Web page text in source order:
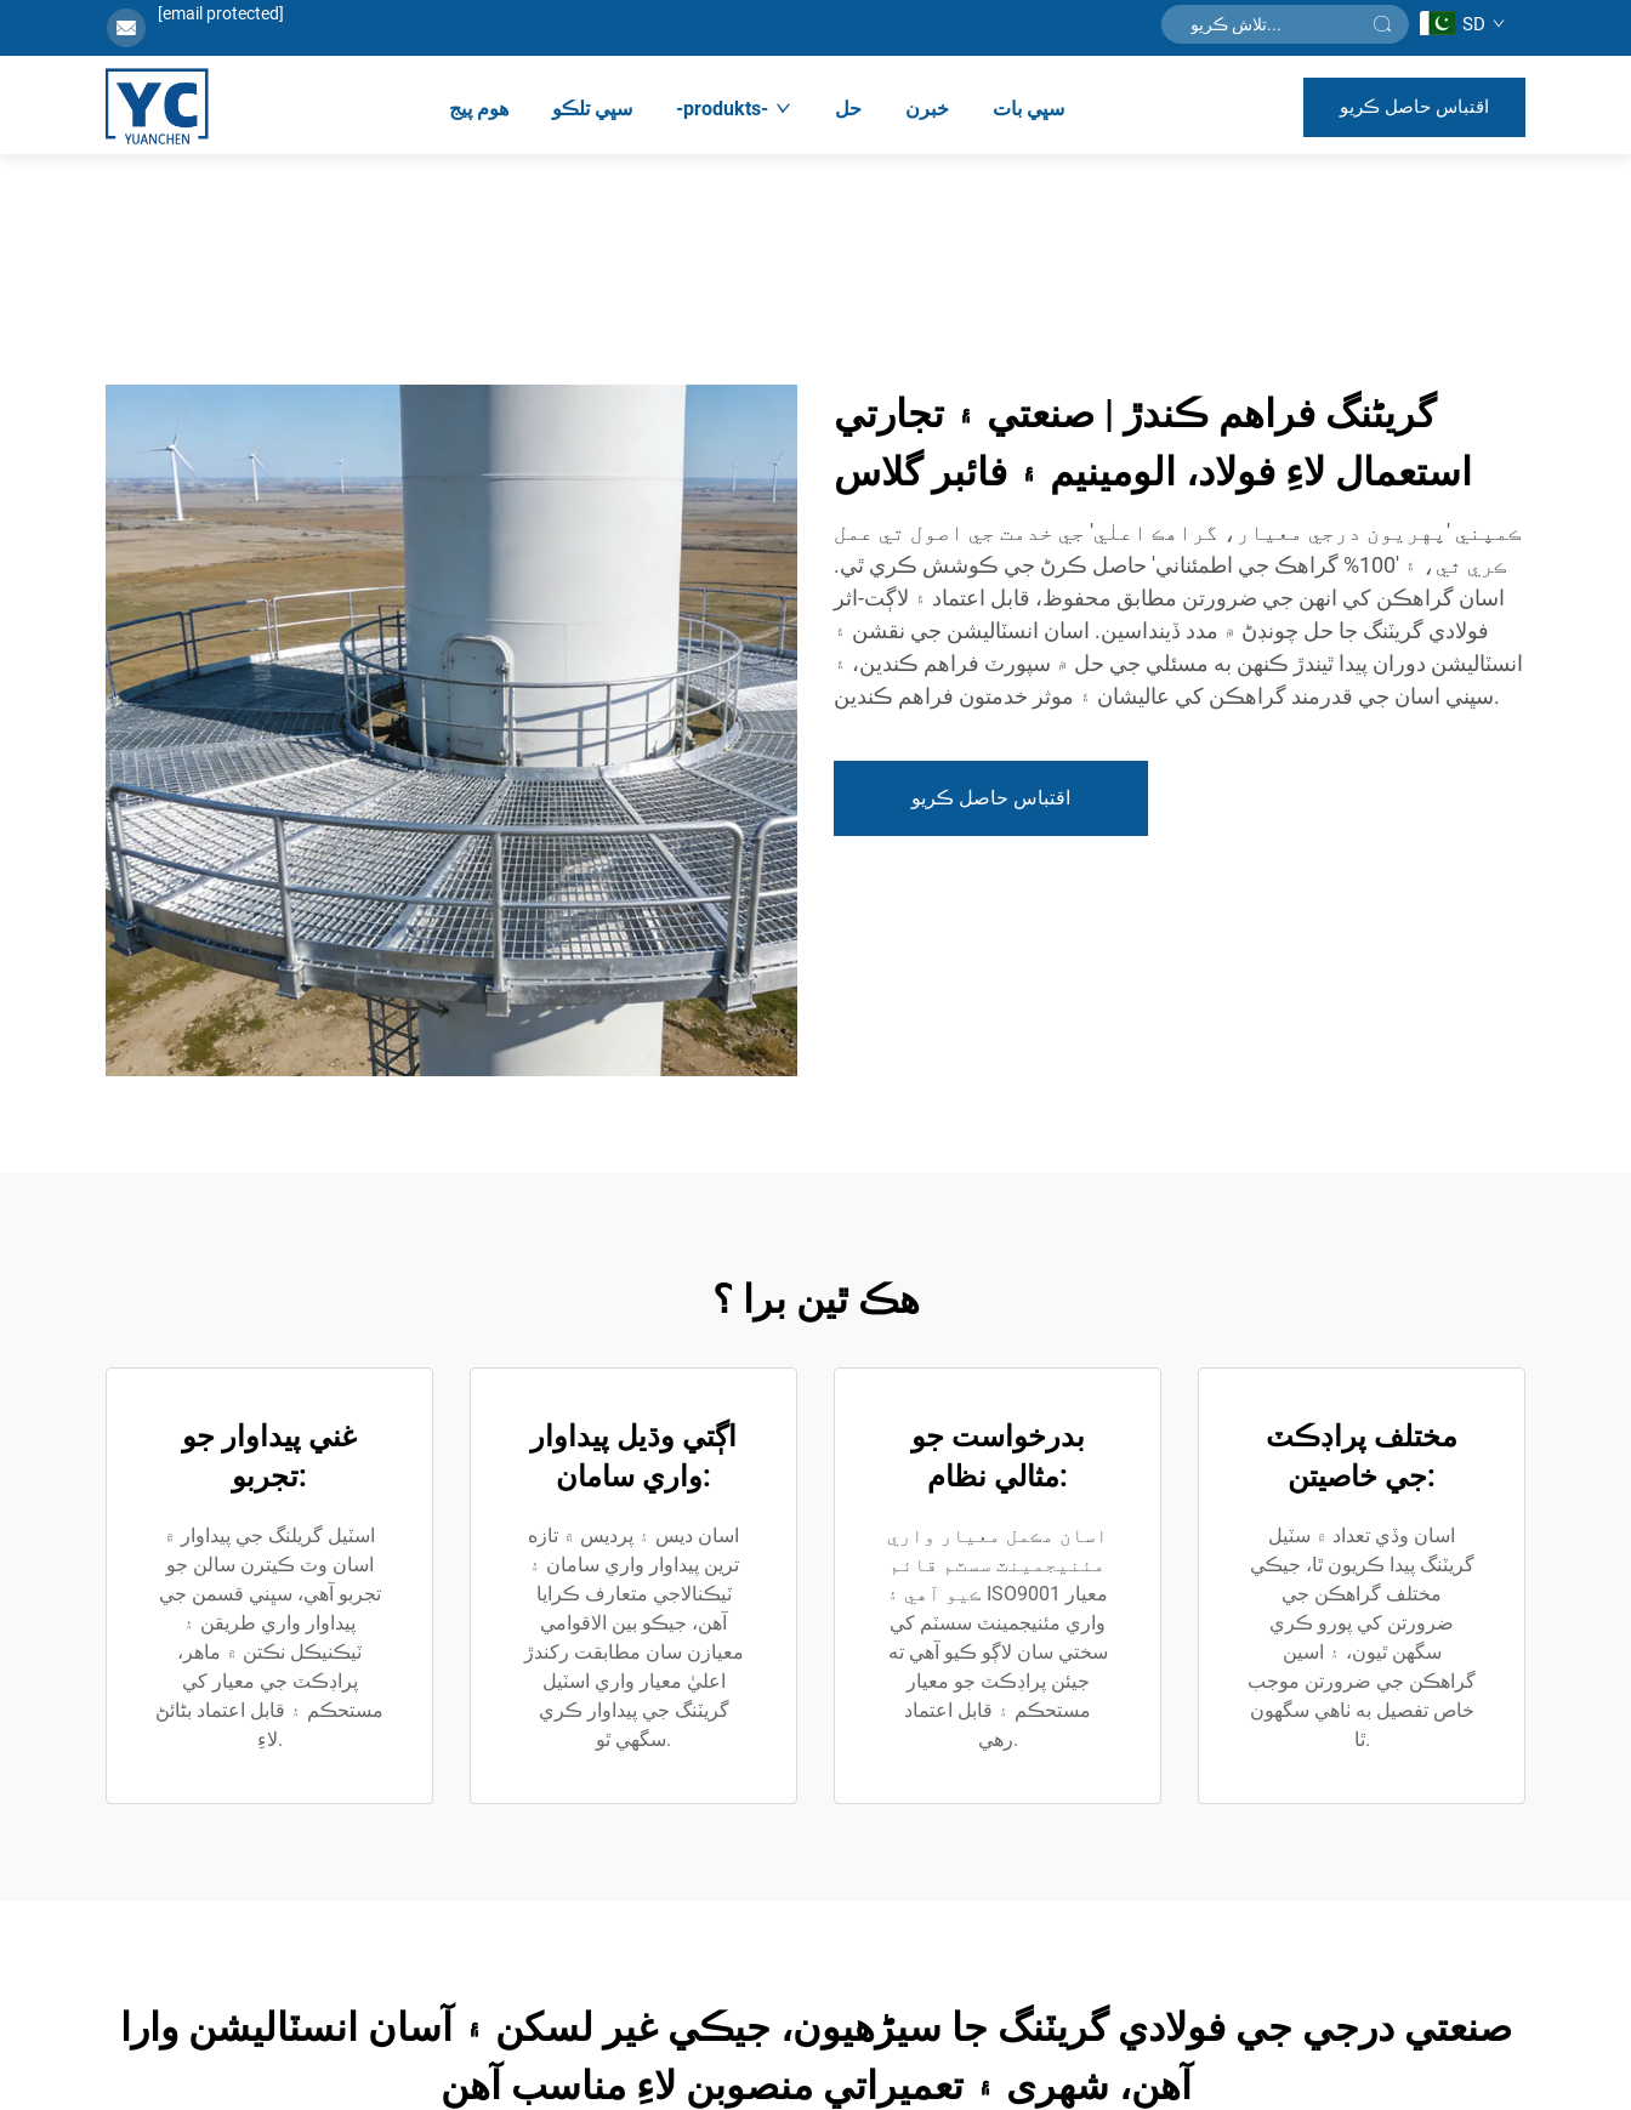
[email protected] SD
ھوم پیج سڀي تلڪو -produkts- حل خبرن سڀي بات اقتباس حاصل ڪريو
گریٹنگ فراهم ڪندڙ | صنعتي ۽ تجارتي
استعمال لاءِ فولاد، الومينيم ۽ فائبر گلاس
ڪمپني 'پهريون درجي معيار، گراهڪ اعلٰي' جي خدمت جي اصول تي عمل
ڪري ٿي، ۽ '100% گراهڪ جي اطمئناني' حاصل ڪرڻ جي ڪوشش ڪري ٿي.
اسان گراهڪن کي انهن جي ضرورتن مطابق محفوظ، قابل اعتماد ۽ لاڳت-اثر
فولادي گریٽنگ جا حل چونڊڻ ۾ مدد ڏينداسين. اسان انسٽاليشن جي نقشن ۽
انسٽاليشن دوران پيدا ٿيندڙ ڪنهن به مسئلي جي حل ۾ سپورٽ فراهم ڪندين، ۽
سڀني اسان جي قدرمند گراهڪن کي عاليشان ۽ موثر خدمتون فراهم ڪندين.
اقتباس حاصل ڪريو
هڪ ٿين برا ؟
غني پيداوار جو
تجربو:
اسٽيل گريلنگ جي پيداوار ۾
اسان وٽ ڪيترن سالن جو
تجربو آهي، سڀني قسمن جي
پيداوار واري طريقن ۽
ٽيڪنيڪل نڪتن ۾ ماھر،
پراڊڪٽ جي معيار کي
مستحڪم ۽ قابل اعتماد بڻائڻ
لاءِ.
اڳتي وڌيل پيداوار
واري سامان:
اسان ديس ۽ پرديس ۾ تازه
ترين پيداوار واري سامان ۽
ٽيڪنالاجي متعارف ڪرايا
آهن، جيڪو بين الاقوامي
معيازن سان مطابقت رکندڙ
اعليٰ معيار واري اسٽيل
گريٽنگ جي پيداوار ڪري
سگهي ٿو.
بدرخواست جو
مثالي نظام:
اسان مڪمل معيار واري
مئنيجمينٽ سسٽم قائم
ڪيو آهي ۽ ISO9001 معيار
واري مئنيجمينٽ سسٽم کي
سختي سان لاڳو ڪيو آهي ته
جيئن پراڊڪٽ جو معيار
مستحڪم ۽ قابل اعتماد
رهي.
مختلف پراڊڪٽ
جي خاصيتن:
اسان وڏي تعداد ۾ سٽيل
گريٽنگ پيدا ڪريون ٿا، جيڪي
مختلف گراهڪن جي
ضرورتن کي پورو ڪري
سگهن ٿيون، ۽ اسين
گراهڪن جي ضرورتن موجب
خاص تفصيل به ٺاهي سگهون
ٿا.
صنعتي درجي جي فولادي گریٽنگ جا سیڑھيون، جيڪي غير لسکن ۽ آسان انسٽاليشن وارا
آهن، شهری ۽ تعميراتي منصوبن لاءِ مناسب آهن